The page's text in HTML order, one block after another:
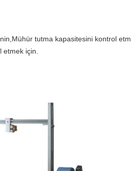
tutma kapasitesini kontrol
etmek için.